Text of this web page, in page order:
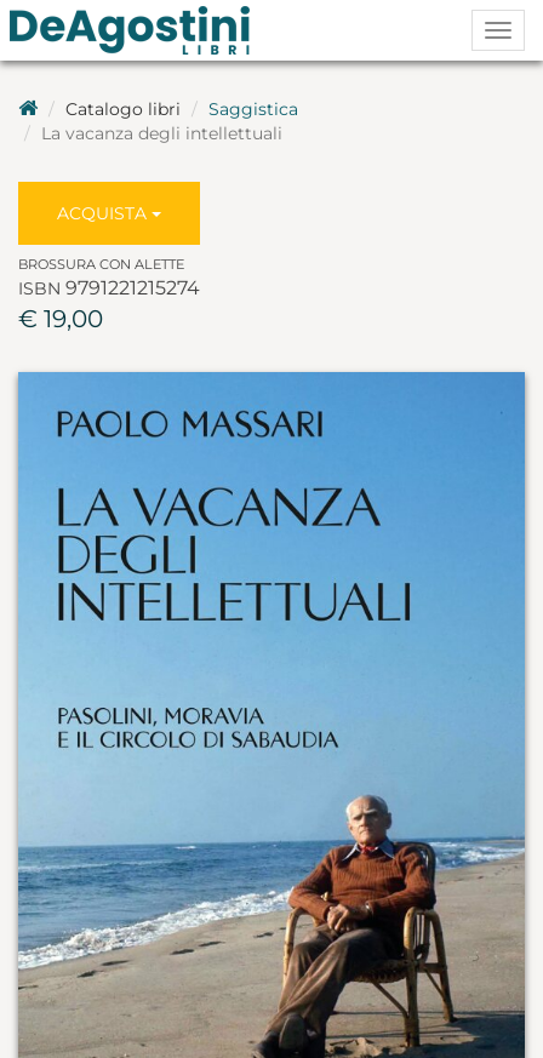
Catalogo libri
Saggistica
La vacanza degli intellettuali
ACQUISTA
BROSSURA CON ALETTE
ISBN 9791221215274
€ 19,00